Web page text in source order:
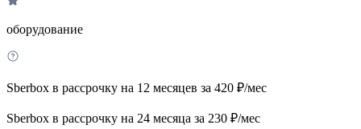
оборудование
Sberbox в рассрочку на 12 месяцев за 420 ₽/мес
Sberbox в рассрочку на 24 месяца за 230 ₽/мес